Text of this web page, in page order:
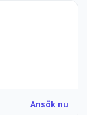
Ansök nu